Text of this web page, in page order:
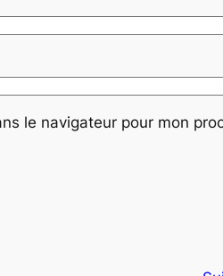
le navigateur pour mon